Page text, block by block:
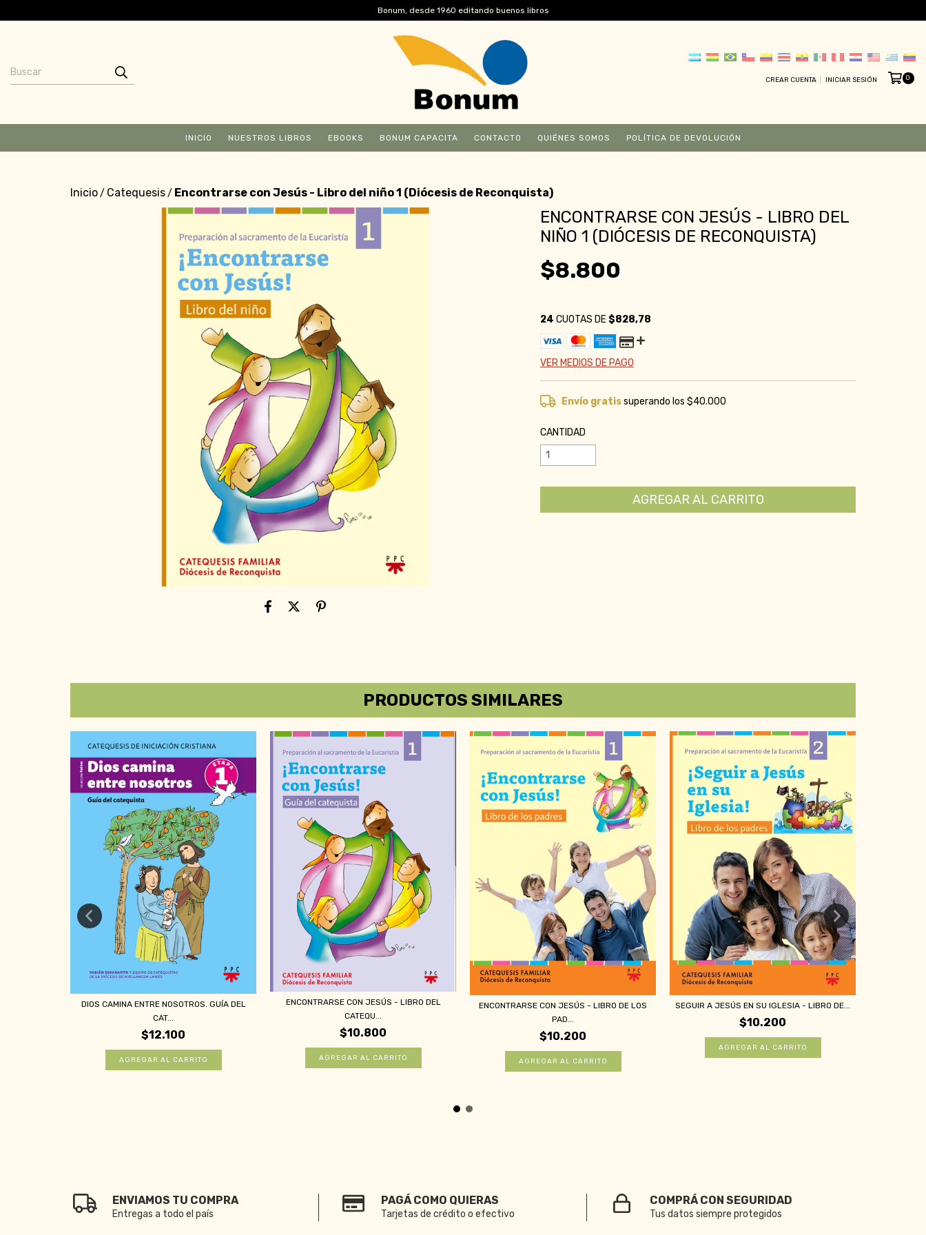
Bonum, desde 1960 editando buenos libros
CREAR CUENTA INICIAR SESIÓN 0
INICIO NUESTROS LIBROS EBOOKS BONUM CAPACITA CONTACTO QUIÉNES SOMOS POLÍTICA DE DEVOLUCIÓN
Inicio/ Catequesis/ Encontrarse con Jesús - Libro del niño 1 (Diócesis de Reconquista)
ENCONTRARSE CON JESÚS - LIBRO DEL
NIÑO 1 (DIÓCESIS DE RECONQUISTA)
$8.800
24 CUOTAS DE$828,78
VER MEDIOS DE PAGO
Envío gratissuperando los$40.000
CANTIDAD
PRODUCTOS SIMILARES
DIOS CAMINA ENTRE NOSOTROS. GUÍA DEL
CAT...
$12.100
ENCONTRARSE CON JESÚS - LIBRO DEL
CATEQU...
$10.800
ENCONTRARSE CON JESÚS - LIBRO DE LOS
PAD...
$10.200
SEGUIR A JESÚS EN SU IGLESIA - LIBRO DE...
$10.200
ENVIAMOS TU COMPRA
Entregas a todo el país
PAGÁ COMO QUIERAS
Tarjetas de crédito o efectivo
COMPRÁ CON SEGURIDAD
Tus datos siempre protegidos